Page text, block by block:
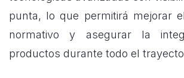
punta, lo que permitirá mejorar
normativo y asegurar la
productos durante todo el